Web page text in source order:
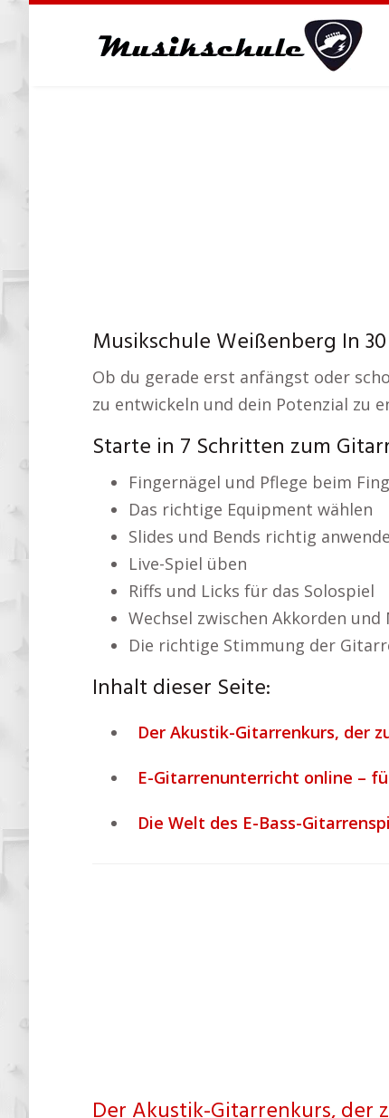
content
Musikschule Weißenberg In
Ob du gerade erst anfängst oder
zu entwickeln und dein Potenzial zu
Starte in 7 Schritten zum
Fingernägel und Pflege beim
Das richtige Equipment wählen
Slides und Bends richtig
Live-Spiel üben
Riffs und Licks für das Solospiel
Wechsel zwischen Akkorden und
Die richtige Stimmung der
Inhalt dieser Seite:
Der Akustik-Gitarrenkurs, der
E-Gitarrenunterricht online –
Die Welt des E-Bass-